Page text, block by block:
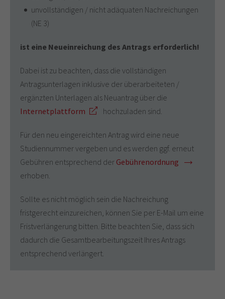
unvollständigen / nicht adäquaten Nachreichungen
(NE 3)
ist eine Neueinreichung des Antrags erforderlich!
Dabei ist zu beachten, dass die vollständigen
Antragsunterlagen inklusive der überarbeiteten /
ergänzten Unterlagen als Neuantrag über die
Internetplattform
hochzuladen sind.
Für den neu eingereichten Antrag wird eine neue
Studiennummer vergeben und es werden ggf. erneut
Gebühren entsprechend der Gebührenordnung
erhoben.
Sollte es nicht möglich sein die Nachreichung
fristgerecht einzureichen, können Sie per E-Mail um eine
Fristverlängerung bitten. Bitte beachten Sie, dass sich
dadurch die Gesamtbearbeitungszeit Ihres Antrags
entsprechend verlängert.